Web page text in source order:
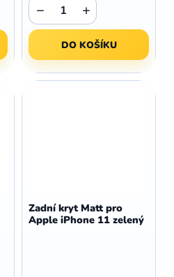
+
−
DO KOŠÍKU
Zadní kryt Matt pro
Apple iPhone 11 zelený